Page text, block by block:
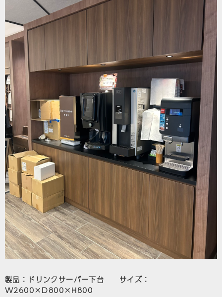
製品：ドリンクサーバー下台 サイズ：
W2600×D800×H800